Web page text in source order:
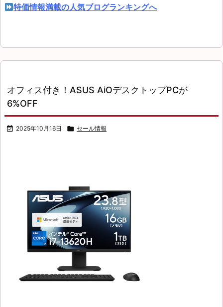
特価情報満載の人気ブログランキングへ
オフィス付き！ASUS AiOデスクトップPCが
6%OFF
 2025年10月16日  セール情報